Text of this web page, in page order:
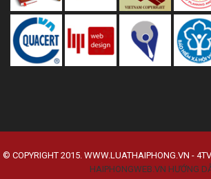
© COPYRIGHT 2015. WWW.LUATHAIPHONG.VN -
HAIPHONGWEB.VN HƯỚNG